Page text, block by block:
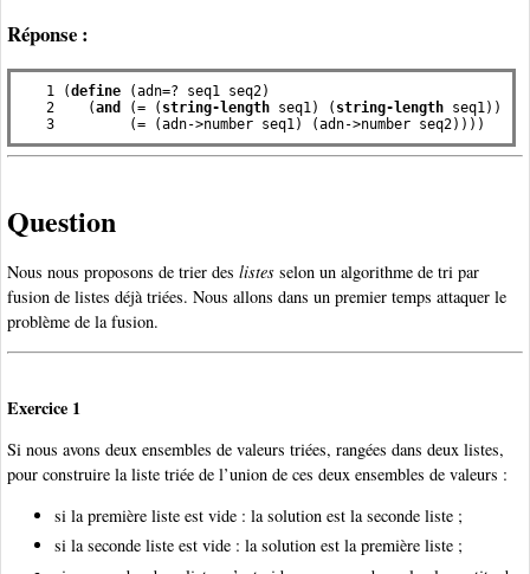
Réponse :
   1 (
define (adn=? seq1 seq2)
   2    (
and (= ( string-length seq1) ( string-length seq1))
   3         (= (adn->number seq1) (adn->number seq2))))
Question
Nous nous proposons de trier des listes selon un algorithme de tri par
fusion de listes déjà triées. Nous allons dans un premier temps attaquer le
problème de la fusion.
Exercice 1
Si nous avons deux ensembles de valeurs triées, rangées dans deux listes,
pour construire la liste triée de l’union de ces deux ensembles de valeurs :
si la première liste est vide : la solution est la seconde liste ;
si la seconde liste est vide : la solution est la première liste ;